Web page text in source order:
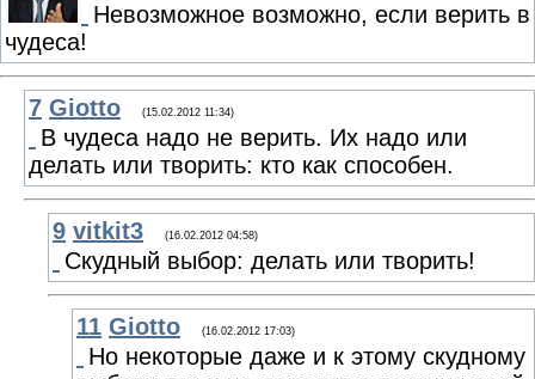
Невозможное возможно, если верить в
чудеса!
7 Giotto (15.02.2012 11:34)
В чудеса надо не верить. Их надо или
делать или творить: кто как способен.
9 vitkit3 (16.02.2012 04:58)
Скудный выбор: делать или творить!
11 Giotto (16.02.2012 17:03)
Но некоторые даже и к этому скудному